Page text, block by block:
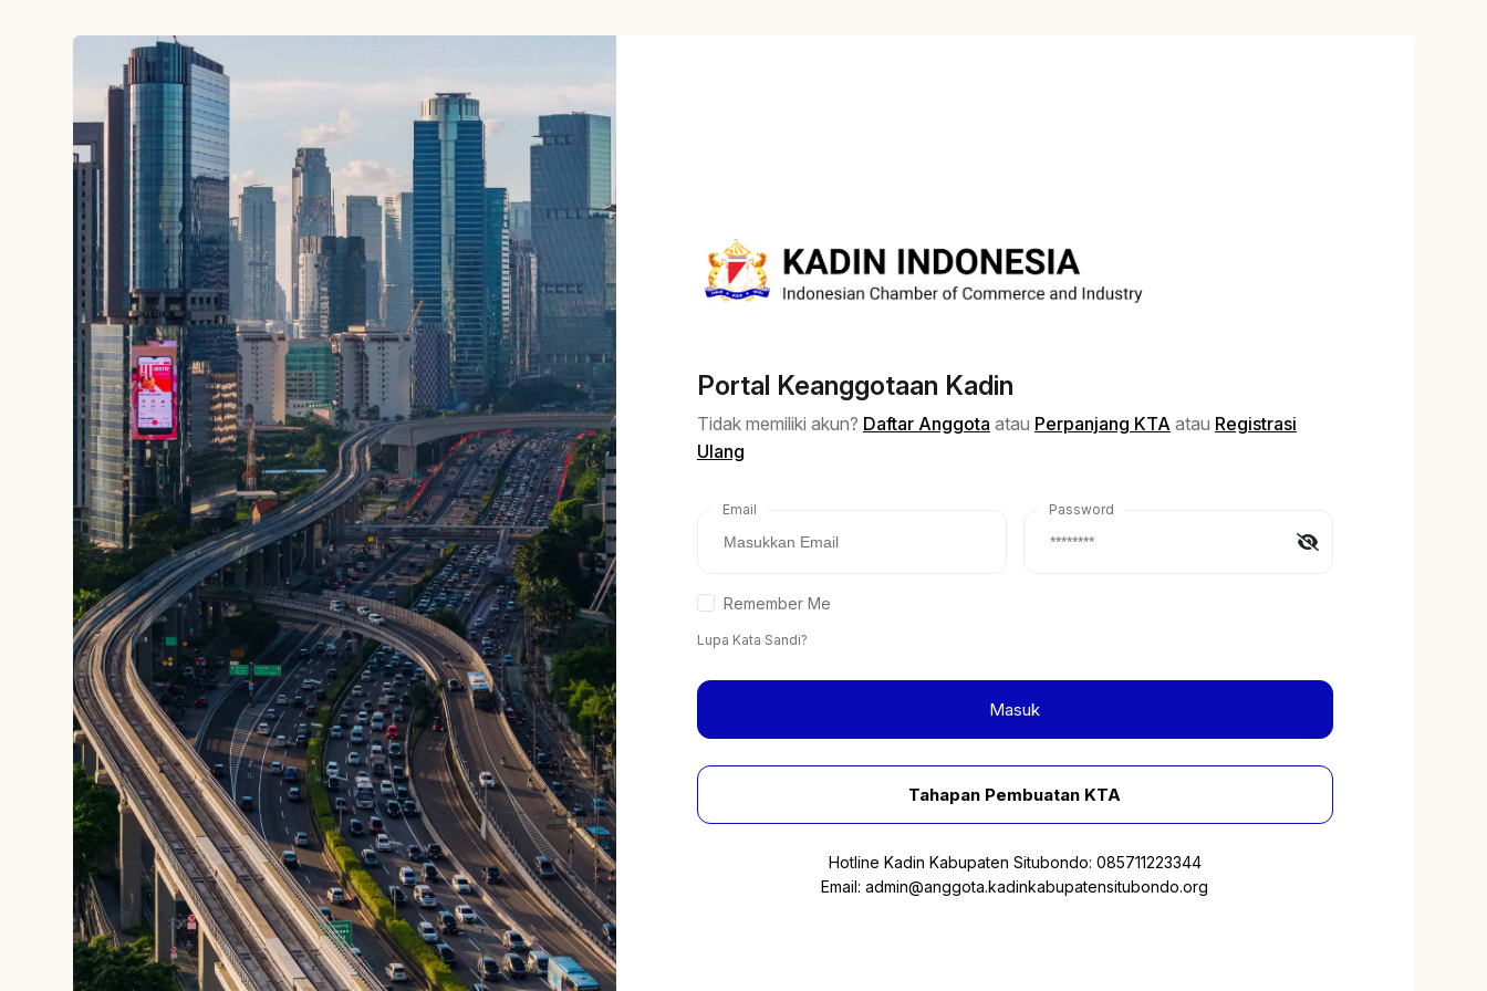
Portal Keanggotaan Kadin
Tidak memiliki akun? Daftar Anggota atau Perpanjang KTA atau Registrasi
Ulang
Email Password
Remember Me
Lupa Kata Sandi?
Masuk
Tahapan Pembuatan KTA
Hotline Kadin Kabupaten Situbondo: 085711223344
Email:admin@anggota.kadinkabupatensitubondo.org